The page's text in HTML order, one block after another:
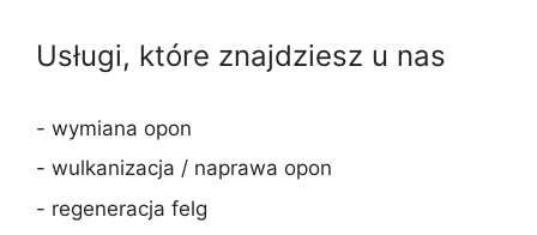
Usługi, które znajdziesz u nas
- wymiana opon
- wulkanizacja / naprawa opon
- regeneracja felg